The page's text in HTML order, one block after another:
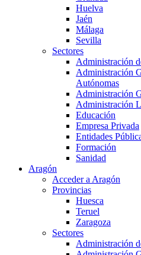
Huelva
Jaén
Málaga
Sevilla
Sectores
Administración
Administración
Autónomas
Administración
Administración
Educación
Empresa Privada
Entidades
Formación
Sanidad
Aragón
Acceder a Aragón
Provincias
Huesca
Teruel
Zaragoza
Sectores
Administración